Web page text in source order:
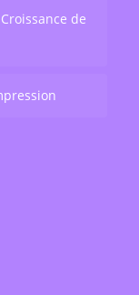
de